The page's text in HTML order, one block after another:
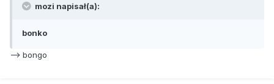
mozi napisał(a):
bonko
--> bongo